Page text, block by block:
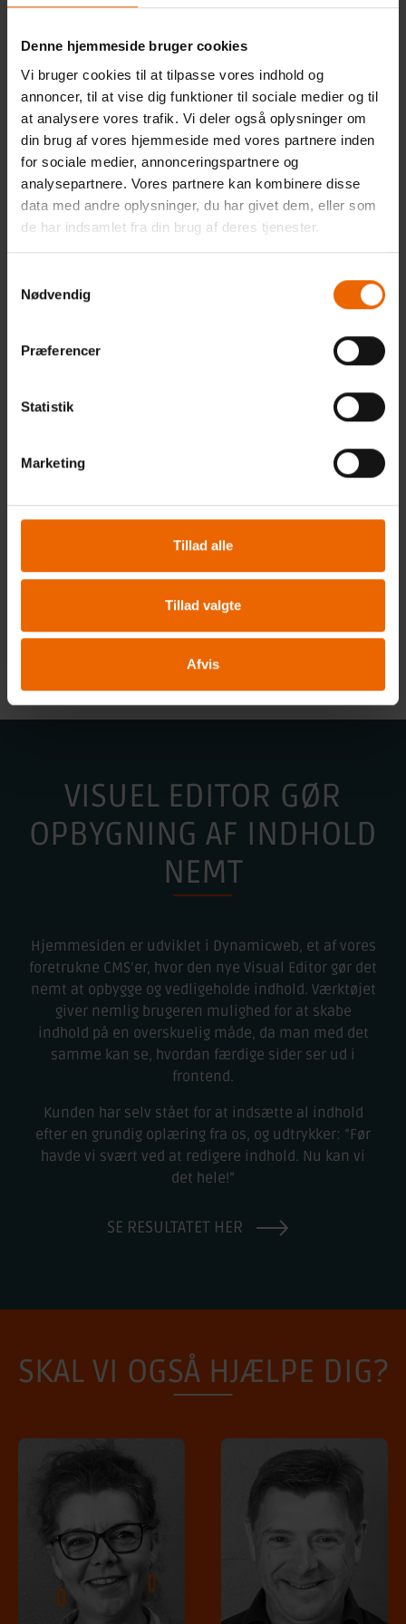
Denne hjemmeside bruger cookies
Vi bruger cookies til at tilpasse vores indhold og
annoncer, til at vise dig funktioner til sociale medier og til
at analysere vores trafik. Vi deler også oplysninger om
din brug af vores hjemmeside med vores partnere inden
for sociale medier, annonceringspartnere og
analysepartnere. Vores partnere kan kombinere disse
data med andre oplysninger, du har givet dem, eller som
de har indsamlet fra din brug af deres tjenester.
Nødvendig
Præferencer
Statistik
Marketing
Tillad alle
Tillad valgte
Afvis
I designprocessen skitserede vi en enkel navigation
med let adgang til selvbetjening og Skanderborg
Forsynings tre forsyningsområder; drikkevand,
spildevand og regn/klimatilpasning.
Derved kan brugerne nemt finde den ønskede
information uden at skulle kontakte
forsyningsselskabet via telefon eller mail.
I designprocessen inspirerede vi også kunden til at
redesigne deres logo, så det på elegant og moderne vis
Organisation modtog vores logoforslag positivt, og det
den nye hjemmeside for at sikre, at det ikke påvirkede
VISUEL EDITOR GØR
OPBYGNING AF INDHOLD
NEMT
Hjemmesiden er udviklet i Dynamicweb, et af vores
foretrukne CMS’er, hvor den nye Visual Editor gør det
nemt at opbygge og vedligeholde indhold. Værktøjet
giver nemlig brugeren mulighed for at skabe
indhold på en overskuelig måde, da man med det
samme kan se, hvordan færdige sider ser ud i
frontend.
Kunden har selv stået for at indsætte al indhold
efter en grundig oplæring fra os, og udtrykker: ”Før
havde vi svært ved at redigere indhold. Nu kan vi
det hele!”
SE RESULTATET HER
SKAL VI OGSÅ HJÆLPE DIG?